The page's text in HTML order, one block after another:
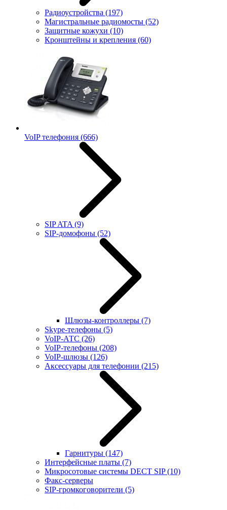
Радиоустройства (197)
Магистральные радиомосты (52)
Защитные кожухи (10)
Кронштейны и крепления (60)
VoIP телефония (666)
SIP ATA (9)
SIP-домофоны (52)
Шлюзы-контроллеры (7)
Skype-телефоны (5)
VoIP-АТС (26)
VoIP-телефоны (208)
VoIP-шлюзы (126)
Аксессуары для телефонии (215)
Гарнитуры (147)
Интерфейсные платы (7)
Микросотовые системы DECT SIP(10)
Факс-серверы
SIP-громкоговорители (5)